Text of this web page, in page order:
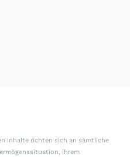
Inhalte richten sich an sämtliche
ihrem